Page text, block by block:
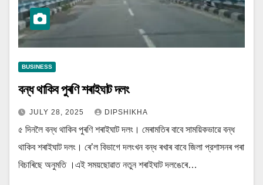
BUSINESS
বন্ধ থাকিব পুৰণি শৰাইঘাট দলং
JULY 28, 2025 DIPSHIKHA
৫ দিনলৈ বন্ধ থাকিব পুৰণি শৰাইঘাট দলং। মেৰামতিৰ বাবে সাময়িকভাৱে বন্ধ
থাকিব শৰাইঘাট দলং। ৰে’ল বিভাগে দলংখন বন্ধ ৰখাৰ বাবে জিলা প্রশাসনৰ পৰা
বিচাৰিছে অনুমতি ।এই সময়ছোৱাত নতুন শৰাইঘাট দলঙেৰে…